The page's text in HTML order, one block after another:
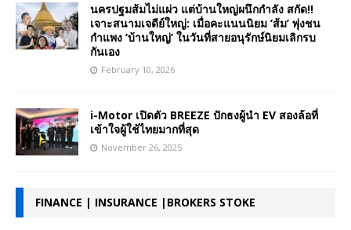
นครปฐมส้มไม่แผ่ว แต่บ้านใหญ่ผนึกกำลัง สกัด!!
เจาะสนามเจดีย์ใหญ่: เมื่อคะแนนนิยม ‘ส้ม’ พุ่งชน
กำแพง ‘บ้านใหญ่’ ในวันที่สายอนุรักษ์นิยมเลิกรบ
กันเอง
February 10, 2026
i-Motor เปิดตัว BREEZE ปักธงผู้นำ EV สองล้อที่
เข้าใจผู้ใช้ไทยมากที่สุด
November 26, 2025
FINANCE | INSURANCE |BROKERS STOKE